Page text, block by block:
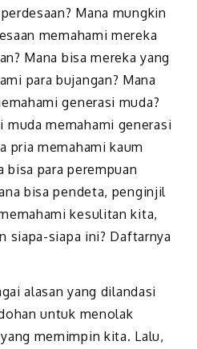
Mana mungkin
memahami mereka
Mana bisa mereka yang
para bujangan? Mana
generasi muda?
muda memahami generasi
pria memahami kaum
bisa para perempuan
bisa pendeta, penginjil
kesulitan kita,
siapa-siapa ini? Daftarnya
alasan yang dilandasi
untuk menolak
memimpin kita. Lalu,